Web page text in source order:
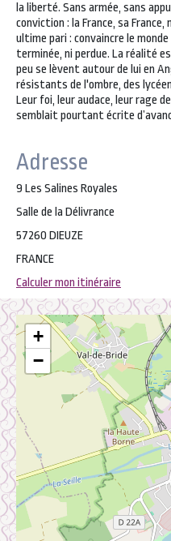
la liberté. Sans armée, sans
conviction : la France, sa
ultime pari : convaincre le
terminée, ni perdue. La réalité
peu se lèvent autour de lui en
résistants de l'ombre, des
Leur foi, leur audace, leur rage
semblait pourtant écrite
Adresse
9 Les Salines Royales
Salle de la Délivrance
57260 DIEUZE
FRANCE
Calculer mon itinéraire
+
−